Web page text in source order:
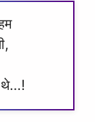
थे…!